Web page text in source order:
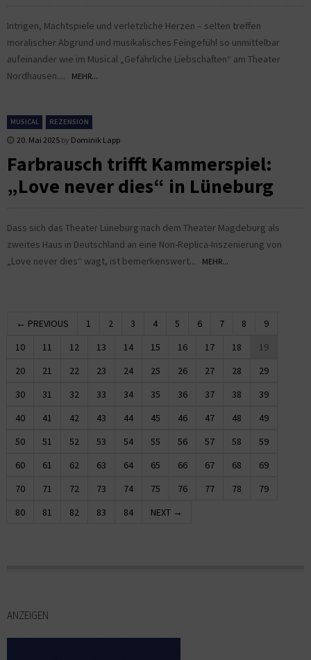
Intrigen, Machtspiele und verletzliche Herzen – selten treffen
moralischer Abgrund und musikalisches Feingefühl so unmittelbar
aufeinander wie im Musical „Gefährliche Liebschaften“ am Theater
Nordhausen....
MEHR...
MUSICAL REZENSION
20. Mai 2025 by Dominik Lapp
Farbrausch trifft Kammerspiel:
„Love never dies“ in Lüneburg
Dass sich das Theater Lüneburg nach dem Theater Magdeburg als
zweites Haus in Deutschland an eine Non-Replica-Inszenierung von
„Love never dies“ wagt, ist bemerkenswert...
MEHR...
← PREVIOUS 1 2 3 4 5 6 7 8
9
10
11 12 13 14 15 16 17 18
19
20
21 22 23 24 25 26 27 28
29
30
31 32 33 34 35 36 37 38
39
40
41 42 43 44 45 46 47 48
49
50
51 52 53 54 55 56 57 58
59
60
61 62 63 64 65 66 67 68
69
70
71 72 73 74 75 76 77 78
79
80
81 82 83 84 NEXT →
ANZEIGEN